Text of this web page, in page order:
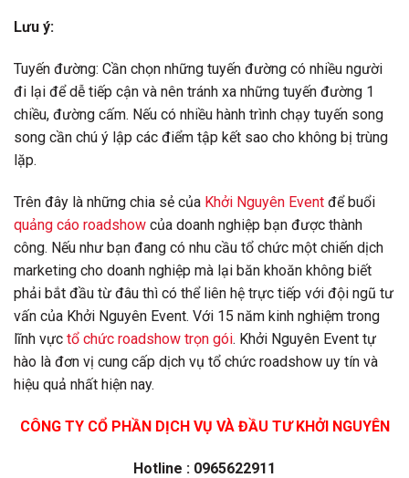
Lưu ý:
Tuyến đường: Cần chọn những tuyến đường có nhiều người
đi lại để dễ tiếp cận và nên tránh xa những tuyến đường 1
chiều, đường cấm. Nếu có nhiều hành trình chạy tuyến song
song cần chú ý lập các điểm tập kết sao cho không bị trùng
lặp.
Trên đây là những chia sẻ của Khởi Nguyên Event để buổi
quảng cáo roadshow của doanh nghiệp bạn được thành
công. Nếu như bạn đang có nhu cầu tổ chức một chiến dịch
marketing cho doanh nghiệp mà lại băn khoăn không biết
phải bắt đầu từ đâu thì có thể liên hệ trực tiếp với đội ngũ tư
vấn của Khởi Nguyên Event. Với 15 năm kinh nghiệm trong
lĩnh vực tổ chức roadshow trọn gói. Khởi Nguyên Event tự
hào là đơn vị cung cấp dịch vụ tổ chức roadshow uy tín và
hiệu quả nhất hiện nay.
CÔNG TY CỔ PHẦN DỊCH VỤ VÀ ĐẦU TƯ KHỞI NGUYÊN
Hotline : 0965622911